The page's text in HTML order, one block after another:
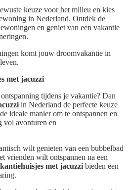
keuze voor het milieu en kies
in Nederland. Ontdek de
en geniet van een vakantie
komt jouw droomvakantie in
met jacuzzi
tijdens je vakantie? Dan
in Nederland de perfecte keuze
ideale manier om te ontspannen en
vol avonturen en
wilt genieten van een bubbelbad
vrienden wilt ontspannen na een
met jacuzzi bieden een